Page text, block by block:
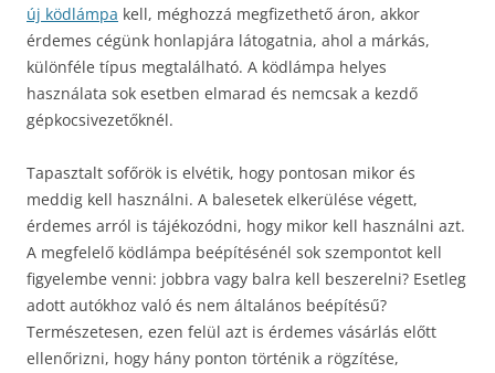
új ködlámpa kell, méghozzá megfizethető áron, akkor
érdemes cégünk honlapjára látogatnia, ahol a márkás,
különféle típus megtalálható. A ködlámpa helyes
használata sok esetben elmarad és nemcsak a kezdő
gépkocsivezetőknél.
Tapasztalt sofőrök is elvétik, hogy pontosan mikor és
meddig kell használni. A balesetek elkerülése végett,
érdemes arról is tájékozódni, hogy mikor kell használni azt.
A megfelelő ködlámpa beépítésénél sok szempontot kell
figyelembe venni: jobbra vagy balra kell beszerelni? Esetleg
adott autókhoz való és nem általános beépítésű?
Természetesen, ezen felül azt is érdemes vásárlás előtt
ellenőrizni, hogy hány ponton történik a rögzítése,